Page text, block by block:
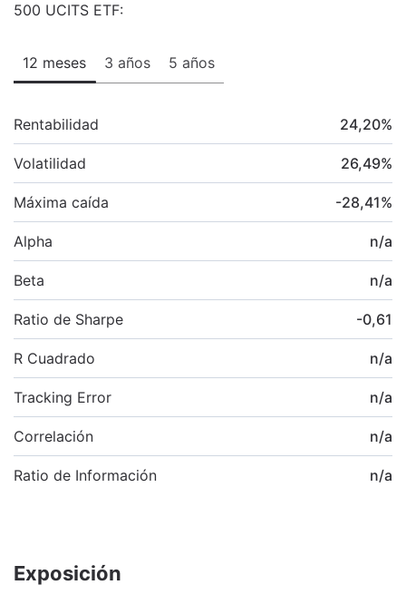
500 UCITS ETF:
12 meses 3 años 5 años
Rentabilidad 24,20%
Volatilidad 26,49%
Máxima caída -28,41%
Alpha n/a
Beta n/a
Ratio de Sharpe -0,61
R Cuadrado n/a
Tracking Error n/a
Correlación n/a
Ratio de Información n/a
Exposición